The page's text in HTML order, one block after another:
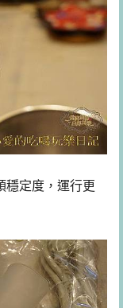
穩定度，運行更